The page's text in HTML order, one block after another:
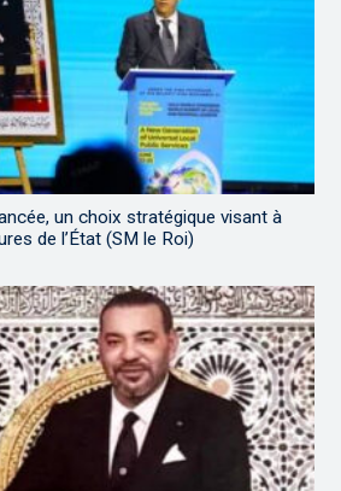
un choix stratégique visant à
de l’État (SM le Roi)